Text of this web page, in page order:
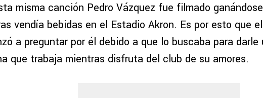
misma canción Pedro Vázquez fue filmado
vendía bebidas en el Estadio Akron. Es por esto que
a preguntar por él debido a que lo buscaba para darle
que trabaja mientras disfruta del club de su amores.